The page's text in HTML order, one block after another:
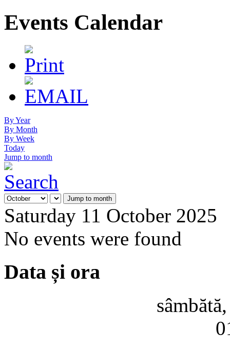
Events Calendar
By Year
By Month
By Week
Today
Jump to month
Jump to month
Saturday 11 October 2025
No events were found
Data și ora